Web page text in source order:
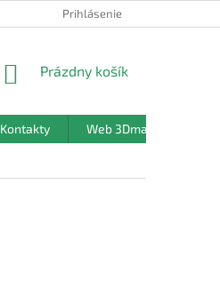
Prihlásenie
NÁKUPNÝ
Prázdny košík
Kontakty Web 3Dmanufaktura.sk